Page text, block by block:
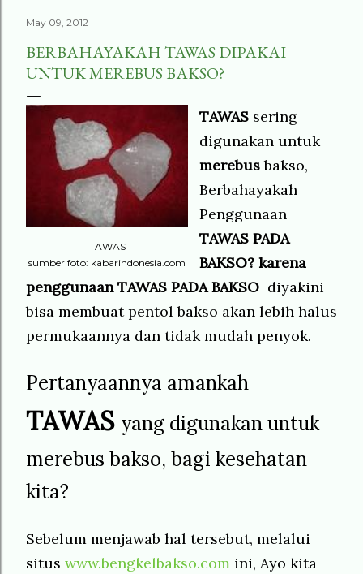
May 09, 2012
BERBAHAYAKAH TAWAS DIPAKAI
UNTUK MEREBUS BAKSO?
TAWAS
sumber foto: kabarindonesia.com
TAWAS sering
digunakan untuk
merebusbakso,
Berbahayakah
Penggunaan
TAWAS PADA
BAKSO? karena
penggunaan TAWAS PADA BAKSO diyakini
bisa membuat pentol bakso akan lebih halus
permukaannya dan tidak mudah penyok.
Pertanyaannya amankah
TAWAS yang digunakan untuk
merebus bakso, bagi kesehatan
kita?
Sebelum menjawab hal tersebut, melalui
situs www.bengkelbakso.com ini, Ayo kita